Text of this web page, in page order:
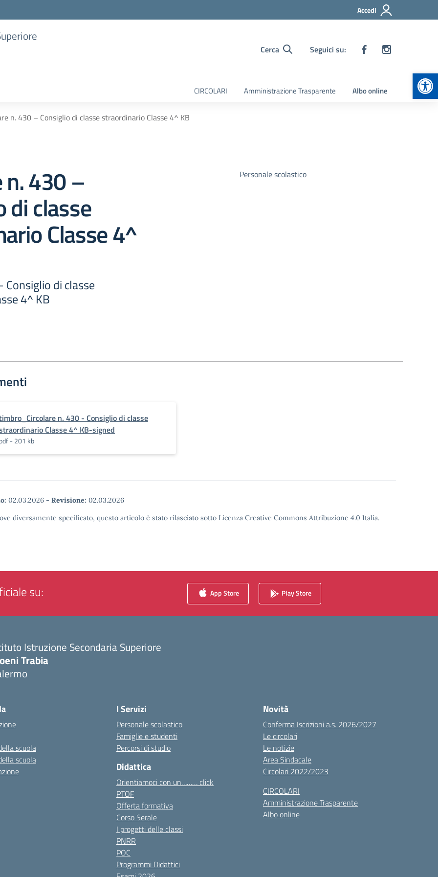
Accedi
Cerca Seguici su:
CIRCOLARI Amministrazione Trasparente Albo online
n. 430 – Consiglio di classe straordinario Classe 4^ KB
n. 430 –
di classe
Classe 4^
Consiglio di classe
4^ KB
Personale scolastico
n. 430 - Consiglio di classe
Classe 4^ KB-signed
- 201 kb
02.03.2026 - Revisione: 02.03.2026
diversamente specificato, questo articolo è stato rilasciato sotto Licenza Creative Commons Attribuzione 4.0 Italia.
su: App Store Play Store
Istruzione Secondaria Superiore
Trabia
scuola
scuola
I Servizi
Personale scolastico
Famiglie e studenti
Percorsi di studio
Didattica
Orientiamoci con un……… click
PTOF
Offerta formativa
Corso Serale
I progetti delle classi
PNRR
POC
Programmi Didattici
Novità
Conferma Iscrizioni a.s. 2026/2027
Le circolari
Le notizie
Area Sindacale
Circolari 2022/2023
CIRCOLARI
Amministrazione Trasparente
Albo online